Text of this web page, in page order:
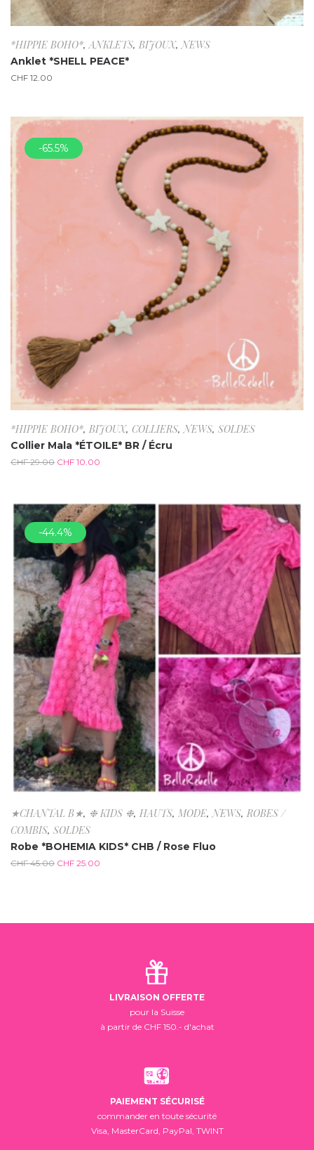
*HIPPIE BOHO*,ANKLETS, BIJOUX,NEWS
Anklet *SHELL PEACE*
CHF 12.00
-65.5%
*HIPPIE BOHO*, BIJOUX, COLLIERS,NEWS, SOLDES
Collier Mala *ÉTOILE* BR / Écru
CHF29.00 CHF 10.00
-44.4%
★CHANTAL B★, ❉ KIDS ❉, HAUTS, MODE,NEWS, ROBES /
COMBIS, SOLDES
Robe *BOHEMIA KIDS* CHB / Rose Fluo
CHF45.00 CHF 25.00
LIVRAISON OFFERTE
pour la Suisse
à partir de CHF 150.- d'achat
PAIEMENT SÉCURISÉ
commander en toute sécurité
Visa, MasterCard, PayPal, TWINT